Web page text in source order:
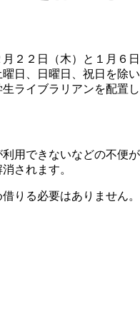
２２日（木）と１月６日
日、日曜日、祝日を除い
ライブラリアンを配置し
用できないなどの不便が
されます。
りる必要はありません。